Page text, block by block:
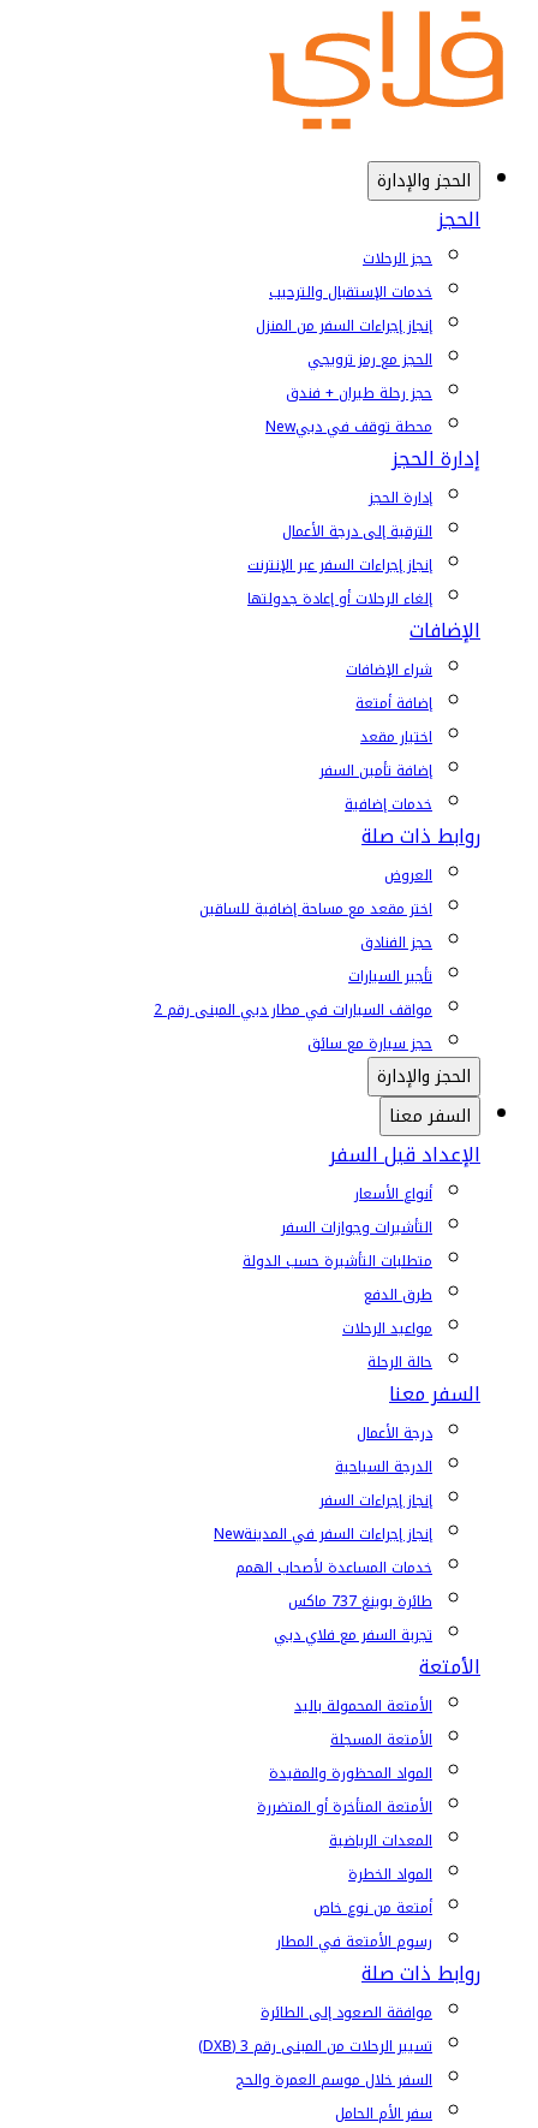
الحجز والإدارة
الحجز
حجز الرحلات
خدمات الإستقبال والترحيب
إنجاز إجراءات السفر من المنزل
الحجز مع رمز ترويجي
حجز رحلة طيران + فندق
محطة توقف في دبيNew
إدارة الحجز
إدارة الحجز
الترقية إلى درجة الأعمال
إنجاز إجراءات السفر عبر الإنترنت
إلغاء الرحلات أو إعادة جدولتها
الإضافات
شراء الإضافات
إضافة أمتعة
اختيار مقعد
إضافة تأمين السفر
خدمات إضافية
روابط ذات صلة
العروض
اختر مقعد مع مساحة إضافية للساقين
حجز الفنادق
تأجير السيارات
مواقف السيارات في مطار دبي المبنى رقم 2
حجز سيارة مع سائق
الحجز والإدارة
السفر معنا
الإعداد قبل السفر
أنواع الأسعار
التأشيرات وجوازات السفر
متطلبات التأشيرة حسب الدولة
طرق الدفع
مواعيد الرحلات
حالة الرحلة
السفر معنا
درجة الأعمال
الدرجة السياحية
إنجاز إجراءات السفر
إنجاز إجراءات السفر في المدينةNew
خدمات المساعدة لأصحاب الهمم
طائرة بوينغ 737 ماكس
تجربة السفر مع فلاي دبي
الأمتعة
الأمتعة المحمولة باليد
الأمتعة المسجلة
المواد المحظورة والمقيدة
الأمتعة المتأخرة أو المتضررة
المعدات الرياضية
المواد الخطرة
أمتعة من نوع خاص
رسوم الأمتعة في المطار
روابط ذات صلة
موافقة الصعود إلى الطائرة
تسيير الرحلات من المبنى رقم 3 (DXB)
السفر خلال موسم العمرة والحج
سفر الأم الحامل